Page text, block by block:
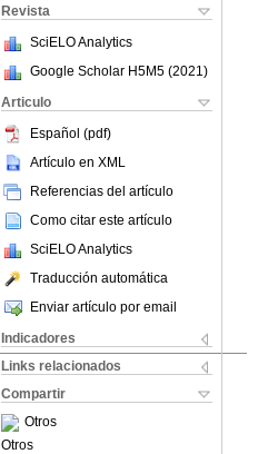
Revista
SciELO Analytics
Google Scholar H5M5 (2021 )
Articulo
Español (pdf)
Artículo en XML
Referencias del artículo
Como citar este artículo
SciELO Analytics
Traducción automática
Enviar artículo por email
Indicadores
Links relacionados
Compartir
Otros
Otros